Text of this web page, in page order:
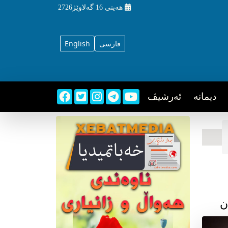
هه‌ینی 16 گه‌لاوێژ2726
English فارسی
دیمانه ئه‌رشیڤ